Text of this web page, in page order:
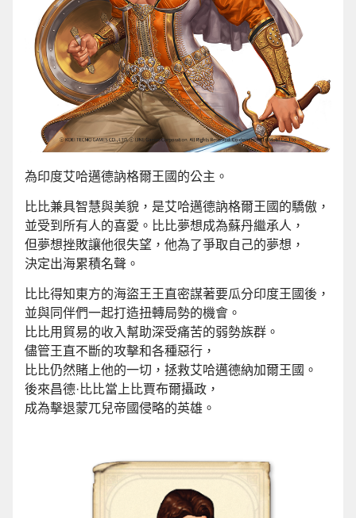
為印度艾哈邁德訥格爾王國的公主。
比比兼具智慧與美貌，是艾哈邁德訥格爾王國的驕傲，
並受到所有人的喜愛。比比夢想成為蘇丹繼承人，
但夢想挫敗讓他很失望，他為了爭取自己的夢想，
決定出海累積名聲。
比比得知東方的海盜王王直密謀著要瓜分印度王國後，
並與同伴們一起打造扭轉局勢的機會。
比比用貿易的收入幫助深受痛苦的弱勢族群。
儘管王直不斷的攻擊和各種惡行，
比比仍然賭上他的一切，拯救艾哈邁德納加爾王國。
後來昌德·比比當上比賈布爾攝政，
成為擊退蒙兀兒帝國侵略的英雄。